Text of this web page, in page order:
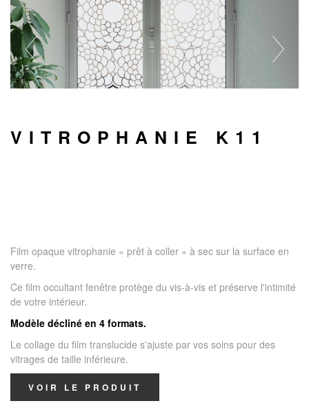
VITROPHANIE K11
Film opaque vitrophanie « prêt à coller » à sec sur la surface en
verre.
Ce film occultant fenêtre protège du vis-à-vis et préserve l'intimité
de votre intérieur.
Modèle décliné en 4 formats.
Le collage du film translucide s'ajuste par vos soins pour des
vitrages de taille inférieure.
VOIR LE PRODUIT